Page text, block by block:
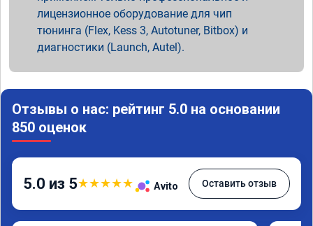
лицензионное оборудование для чип
тюнинга (Flex, Kess 3, Autotuner, Bitbox) и
диагностики (Launch, Autel).
Отзывы о нас: рейтинг 5.0 на основании
850 оценок
5.0 из 5★★★★★ Avito Оставить отзыв